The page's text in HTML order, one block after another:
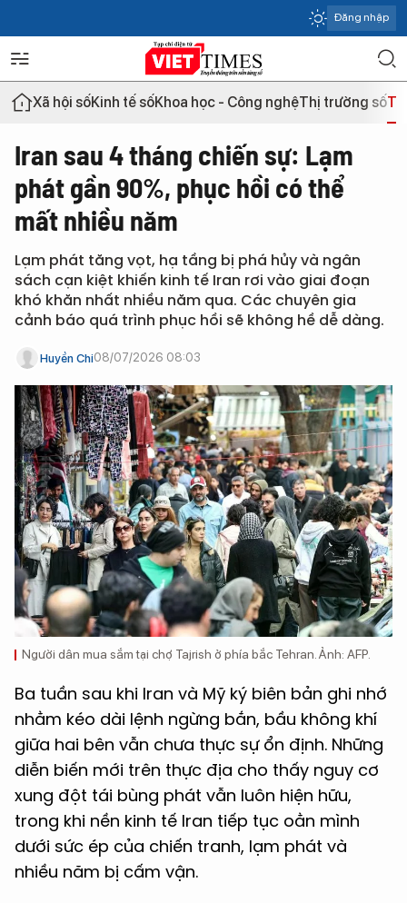
Đăng nhập
Xã hội sốKinh tế sốKhoa học - Công nghệThị trường số
Iran sau 4 tháng chiến sự: Lạm
phát gần 90%, phục hồi có thể
mất nhiều năm
Lạm phát tăng vọt, hạ tầng bị phá hủy và ngân
sách cạn kiệt khiến kinh tế Iran rơi vào giai đoạn
khó khăn nhất nhiều năm qua. Các chuyên gia
cảnh báo quá trình phục hồi sẽ không hề dễ dàng.
Huyền Chi08/07/2026 08:03
Người dân mua sắm tại chợ Tajrish ở phía bắc Tehran. Ảnh: AFP.
Ba tuần sau khi Iran và Mỹ ký biên bản ghi nhớ
nhằm kéo dài lệnh ngừng bắn, bầu không khí
giữa hai bên vẫn chưa thực sự ổn định. Những
diễn biến mới trên thực địa cho thấy nguy cơ
xung đột tái bùng phát vẫn luôn hiện hữu,
trong khi nền kinh tế Iran tiếp tục oằn mình
dưới sức ép của chiến tranh, lạm phát và
nhiều năm bị cấm vận.